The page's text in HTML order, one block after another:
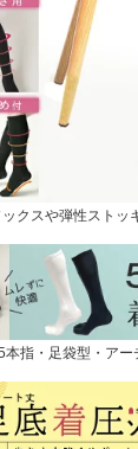
クスや弾性ストッ
指・足袋型・アー